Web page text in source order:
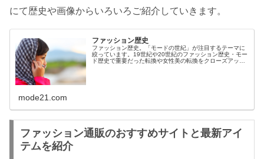
にて歴史や画像からいろいろご紹介していきます。
ファッション歴史
ファッション歴史。「モードの世紀」が注目するテーマに
絞っています。19世紀や20世紀のファッション歴史・モー
ド歴史で重要だった転換や女性美の転換をクローズアッ
mode21.com
ファッション通販のおすすめサイトと最新アイ
テムを紹介